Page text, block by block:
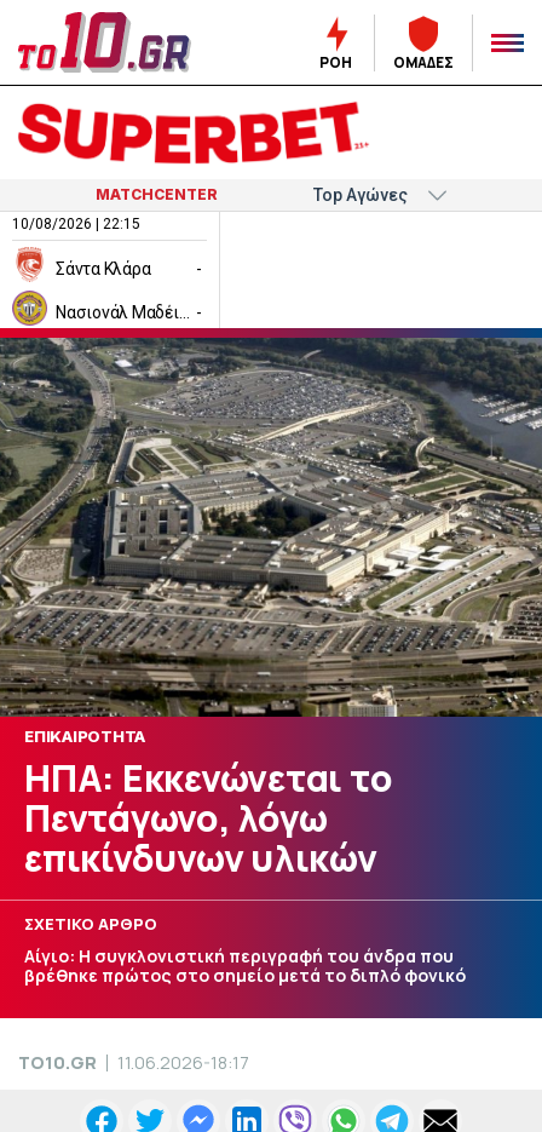
ΡΟΗ ΟΜΑΔΕΣ
MATCHCENTER
10/08/2026 | 22:15
Σάντα Κλάρα -
-
ΕΠΙΚΑΙΡΟΤΗΤΑ
ΗΠΑ: Εκκενώνεται το
Πεντάγωνο, λόγω
επικίνδυνων υλικών
ΣΧΕΤΙΚΟ ΑΡΘΡΟ
Αίγιο: Η συγκλονιστική περιγραφή του άνδρα που
βρέθηκε πρώτος στο σημείο μετά το διπλό φονικό
TO10.GR 11.06.2026-18:17